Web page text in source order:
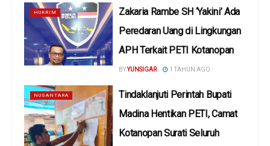
HUKRIM
Zakaria Rambe SH ‘Yakini’ Ada
Peredaran Uang di Lingkungan
APH Terkait PETI Kotanopan
BYYUNSIGAR 1 TAHUN AGO
NUSANTARA
Tindaklanjuti Perintah Bupati
Madina Hentikan PETI, Camat
Kotanopan Surati Seluruh